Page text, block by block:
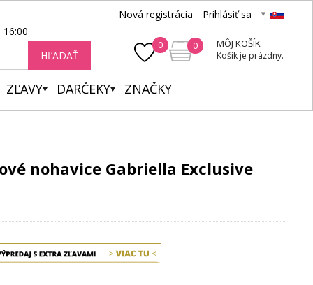
Nová registrácia Prihlásiť sa
0 0 MÔJ KOŠÍK
Košík je prázdny.
HĽADAŤ
ZĽAVY DARČEKY ZNAČKY
nohavice Gabriella Exclusive